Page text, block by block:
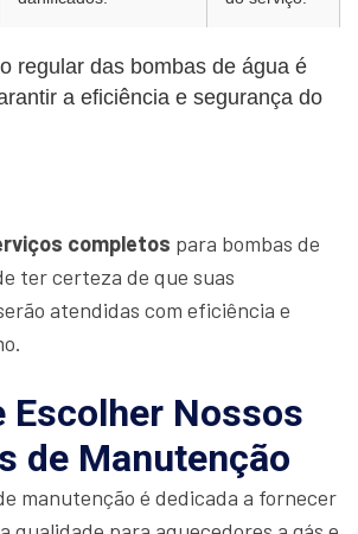
regular das bombas de água é
a eficiência e segurança do
completos para bombas de
ter certeza de que suas
atendidas com eficiência e
Escolher Nossos
de Manutenção
manutenção é dedicada a fornecer